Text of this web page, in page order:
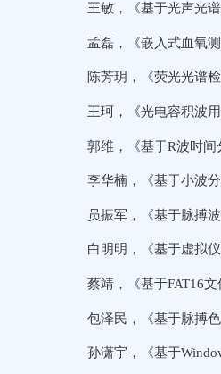
王敏，《基于光声光
孟磊，《嵌入式血氧
陈芳玥，《荧光光谱
王珂，《光电容积波
郭维，《基于R波时间
李华楠，《基于小波
员振军，《基于脉搏
白明明，《基于虚拟
蔡靖，《基于FAT16
包泽民，《基于脉搏
孙潇宇，《基于